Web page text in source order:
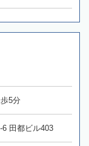
5分
田都ビル403